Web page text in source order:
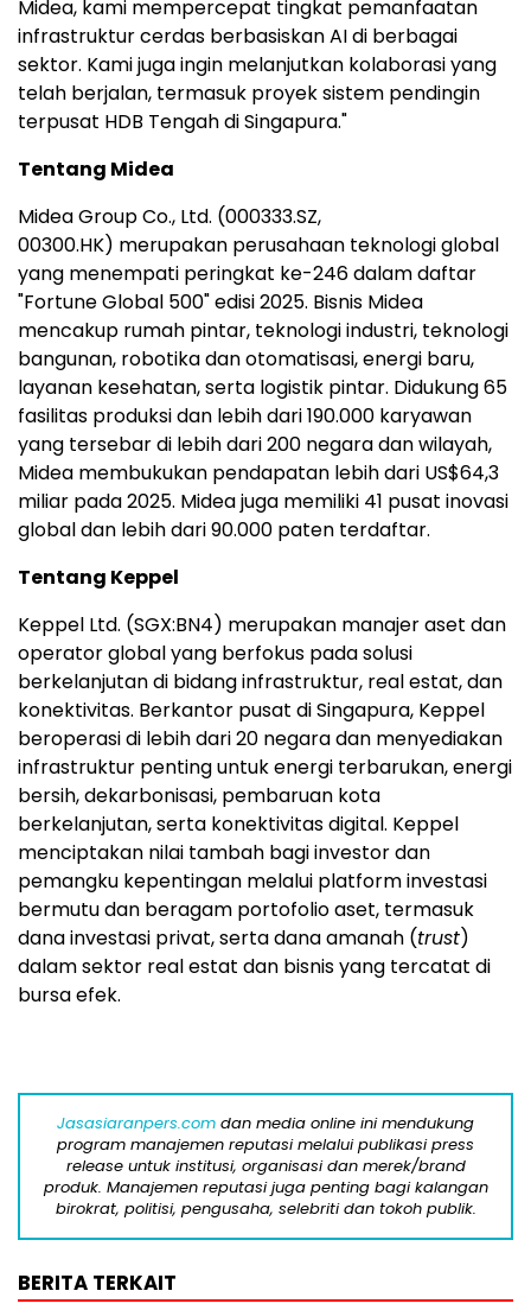
Midea, kami mempercepat tingkat pemanfaatan
infrastruktur cerdas berbasiskan AI di berbagai
sektor. Kami juga ingin melanjutkan kolaborasi yang
telah berjalan, termasuk proyek sistem pendingin
terpusat HDB Tengah di Singapura."
Tentang Midea
Midea Group Co., Ltd. (000333.SZ,
00300.HK) merupakan perusahaan teknologi global
yang menempati peringkat ke-246 dalam daftar
"Fortune Global 500" edisi 2025. Bisnis Midea
mencakup rumah pintar, teknologi industri, teknologi
bangunan, robotika dan otomatisasi, energi baru,
layanan kesehatan, serta logistik pintar. Didukung 65
fasilitas produksi dan lebih dari 190.000 karyawan
yang tersebar di lebih dari 200 negara dan wilayah,
Midea membukukan pendapatan lebih dari US$64,3
miliar pada 2025. Midea juga memiliki 41 pusat inovasi
global dan lebih dari 90.000 paten terdaftar.
Tentang Keppel
Keppel Ltd. (SGX:BN4) merupakan manajer aset dan
operator global yang berfokus pada solusi
berkelanjutan di bidang infrastruktur, real estat, dan
konektivitas. Berkantor pusat di Singapura, Keppel
beroperasi di lebih dari 20 negara dan menyediakan
infrastruktur penting untuk energi terbarukan, energi
bersih, dekarbonisasi, pembaruan kota
berkelanjutan, serta konektivitas digital. Keppel
menciptakan nilai tambah bagi investor dan
pemangku kepentingan melalui platform investasi
bermutu dan beragam portofolio aset, termasuk
dana investasi privat, serta dana amanah (trust)
dalam sektor real estat dan bisnis yang tercatat di
bursa efek.
Jasasiaranpers.com dan media online ini mendukung
program manajemen reputasi melalui publikasi press
release untuk institusi, organisasi dan merek/brand
produk. Manajemen reputasi juga penting bagi kalangan
birokrat, politisi, pengusaha, selebriti dan tokoh publik.
BERITA TERKAIT